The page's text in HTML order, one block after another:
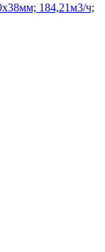
184,21м3/ч;